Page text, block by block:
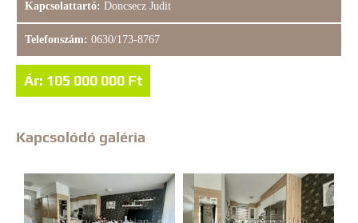
Ár: 105 000 000 Ft
Kapcsolattartó: Doncsecz Judit
Telefonszám: 0630/173-8767
Kapcsolódó galéria